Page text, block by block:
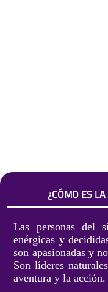
¿CÓMO ES
Las personas del
enérgicas y
son apasionadas y
Son líderes
aventura y la acción.